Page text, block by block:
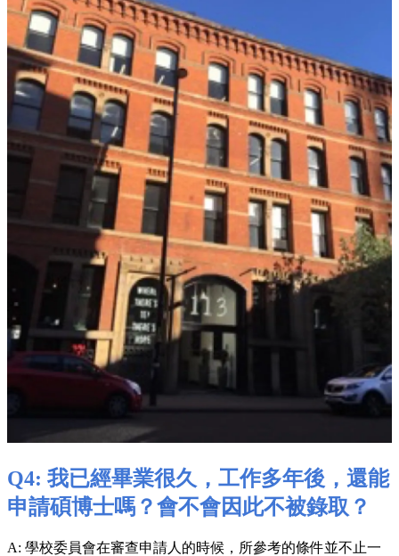
Q4: 我已經畢業很久，工作多年後，還能
申請碩博士嗎？會不會因此不被錄取？
A: 學校委員會在審查申請人的時候，所參考的條件並不止一